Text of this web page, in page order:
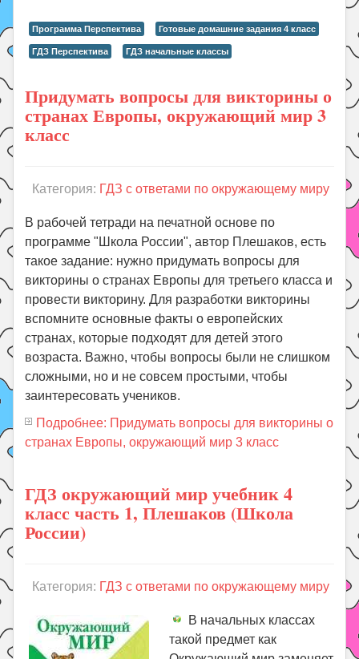
Программа Перспектива Готовые домашние задания 4 класс
ГДЗ Перспектива ГДЗ начальные классы
Придумать вопросы для викторины о
странах Европы, окружающий мир 3
класс
Категория: ГДЗ с ответами по окружающему миру
В рабочей тетради на печатной основе по
программе "Школа России", автор Плешаков, есть
такое задание: нужно придумать вопросы для
викторины о странах Европы для третьего класса и
провести викторину. Для разработки викторины
вспомните основные факты о европейских
странах, которые подходят для детей этого
возраста. Важно, чтобы вопросы были не слишком
сложными, но и не совсем простыми, чтобы
заинтересовать учеников.
Подробнее: Придумать вопросы для викторины о
странах Европы, окружающий мир 3 класс
ГДЗ окружающий мир учебник 4
класс часть 1, Плешаков (Школа
России)
Категория: ГДЗ с ответами по окружающему миру
В начальных классах
такой предмет как